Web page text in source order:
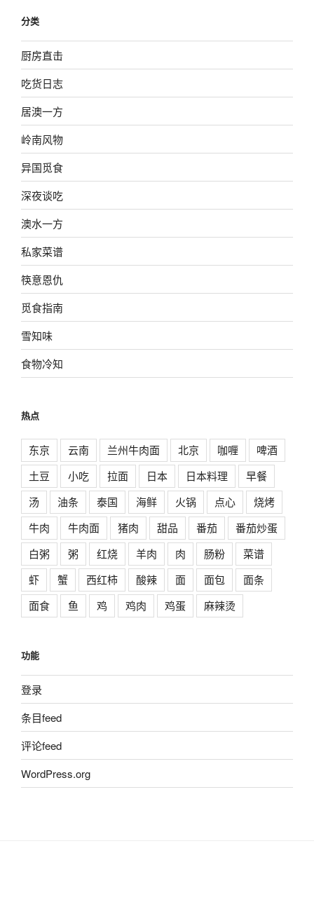
分类
厨房直击
吃货日志
居澳一方
岭南风物
异国觅食
深夜谈吃
澳水一方
私家菜谱
筷意恩仇
觅食指南
雪知味
食物冷知
热点
东京 云南 兰州牛肉面 北京 咖喱
啤酒
土豆
小吃 拉面 日本 日本料理
早餐
汤
油条 泰国 海鲜 火锅 点心
烧烤
牛肉
牛肉面 猪肉 甜品 番茄
番茄炒蛋
白粥
粥 红烧 羊肉 肉 肠粉
菜谱
虾
蟹 西红柿 酸辣 面 面包
面条
面食
鱼 鸡 鸡肉 鸡蛋 麻辣烫
功能
登录
条目feed
评论feed
WordPress.org